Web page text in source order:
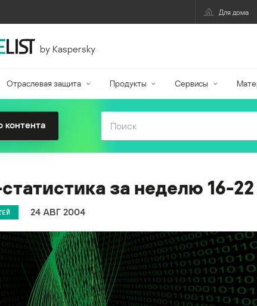
Для дома
by Kaspersky
Отраслевая защита Продукты Сервисы
за неделю 16-
24 АВГ 2004